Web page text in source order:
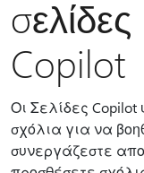
Copilot
Οι Σελίδες
σχόλια για να
συνεργάζεστε